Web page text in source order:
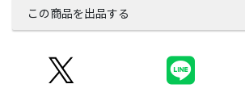
この商品を出品する